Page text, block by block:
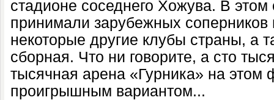
стадионе соседнего Хожува. В этом
принимали зарубежных соперников
некоторые другие клубы страны, а
сборная. Что ни говорите, а сто
тысячная арена «Гурника» на
проигрышным вариантом...